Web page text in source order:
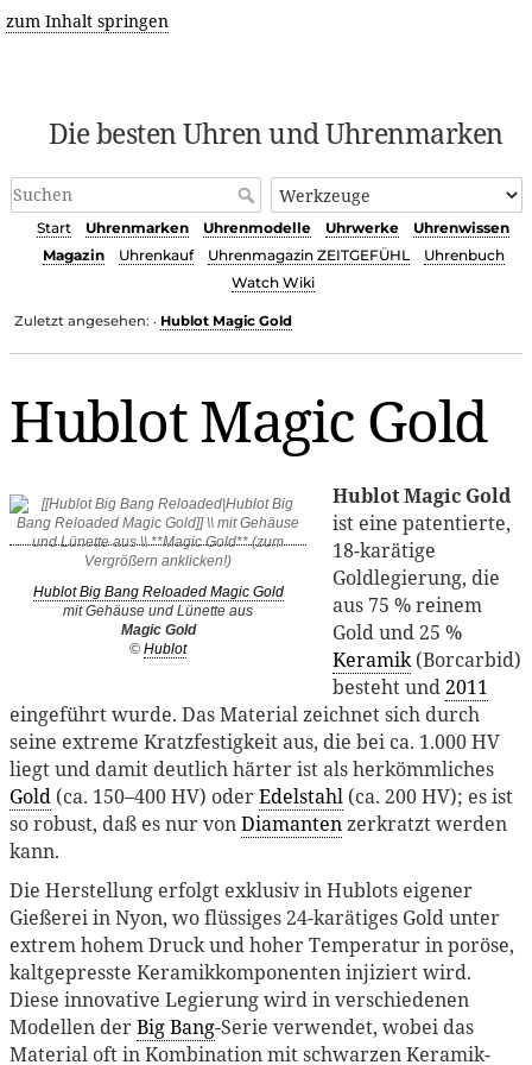
zum Inhalt springen
Die besten Uhren und Uhrenmarken
Start Uhrenmarken Uhrenmodelle Uhrwerke
Uhrenwissen
Magazin
Uhrenkauf Uhrenmagazin ZEITGEFÜHL
Uhrenbuch
Watch Wiki
Zuletzt angesehen: • Hublot Magic Gold
Hublot Magic Gold
Hublot Big Bang Reloaded Magic Gold
mit Gehäuse und Lünette aus
Magic Gold
© Hublot
Hublot Magic Gold
ist eine patentierte,
18-karätige
Goldlegierung, die
aus 75 % reinem
Gold und 25 %
Keramik(Borcarbid)
besteht und2011
eingeführt wurde. Das Material zeichnet sich durch
seine extreme Kratzfestigkeit aus, die bei ca. 1.000 HV
liegt und damit deutlich härter ist als herkömmliches
Gold (ca. 150–400 HV) oderEdelstahl (ca. 200 HV); es ist
so robust, daß es nur vonDiamantenzerkratzt werden
kann.
Die Herstellung erfolgt exklusiv in Hublots eigener
Gießerei in Nyon, wo flüssiges 24-karätiges Gold unter
extrem hohem Druck und hoher Temperatur in poröse,
kaltgepresste Keramikkomponenten injiziert wird.
Diese innovative Legierung wird in verschiedenen
Modellen derBig Bang-Serie verwendet, wobei das
Material oft in Kombination mit schwarzen Keramik-